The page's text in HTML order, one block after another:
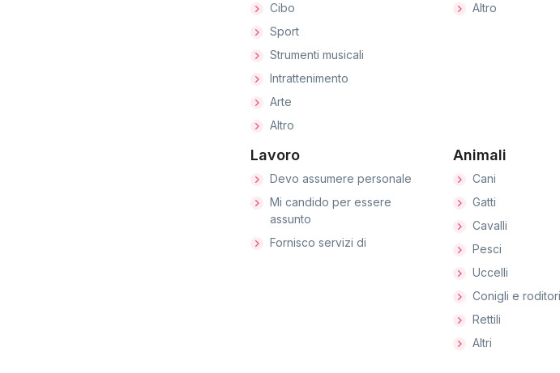
Cibo
Sport
Strumenti musicali
Intrattenimento
Arte
Altro
Altro
Lavoro
Devo assumere personale
Mi candido per essere
assunto
Fornisco servizi di
Animali
Cani
Gatti
Cavalli
Pesci
Uccelli
Conigli e roditori
Rettili
Altri